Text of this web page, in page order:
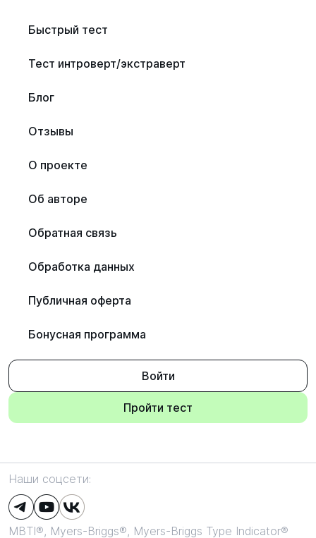
Быстрый тест
Тест интроверт/экстраверт
Блог
Отзывы
О проекте
Об авторе
Обратная связь
Обработка данных
Публичная оферта
Бонусная программа
Войти
Пройти тест
Наши соцсети:
MBTI®, Myers-Briggs®, Myers-Briggs Type Indicator®